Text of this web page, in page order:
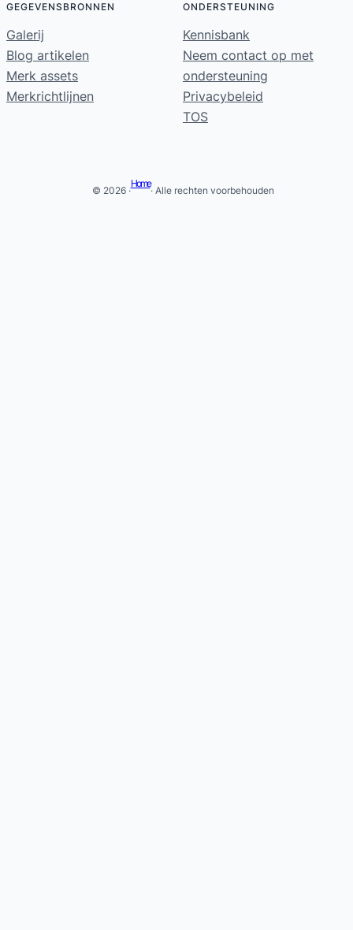
GEGEVENSBRONNEN
Galerij
Blog artikelen
Merk assets
Merkrichtlijnen
ONDERSTEUNING
Kennisbank
Neem contact op met
ondersteuning
Privacybeleid
TOS
© 2026 ·
Home
· Alle rechten voorbehouden